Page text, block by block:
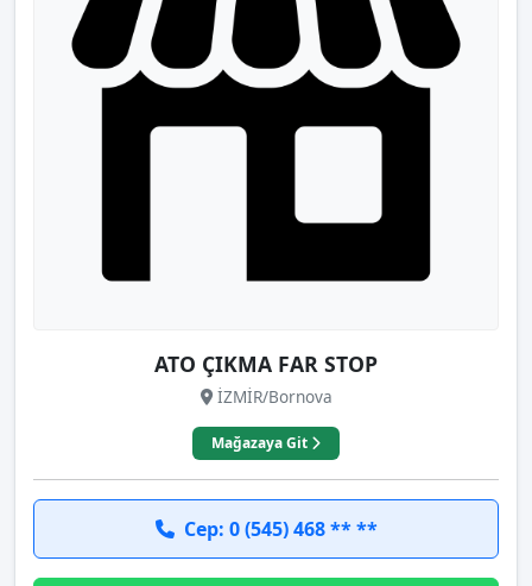
ATO ÇIKMA FAR STOP
İZMİR/Bornova
Mağazaya Git
Cep: 0 (545) 468 ** **